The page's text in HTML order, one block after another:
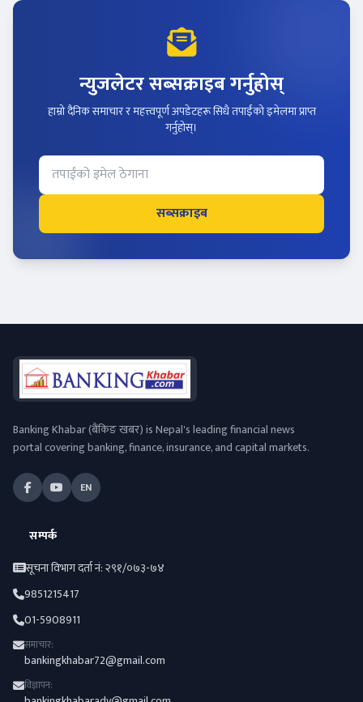
न्युजलेटर सब्सक्राइब गर्नुहोस्
हाम्रो दैनिक समाचार र महत्त्वपूर्ण अपडेटहरू सिधै तपाईंको इमेलमा प्राप्त
गर्नुहोस्।
सब्सक्राइब
Banking Khabar (बैंकिङ खबर) is Nepal's leading financial news
portal covering banking, finance, insurance, and capital markets.
EN
सम्पर्क
सूचना विभाग दर्ता नं: २९१/०७३-७४
9851215417
01-5908911
समाचार:
bankingkhabar72@gmail.com
विज्ञापन: